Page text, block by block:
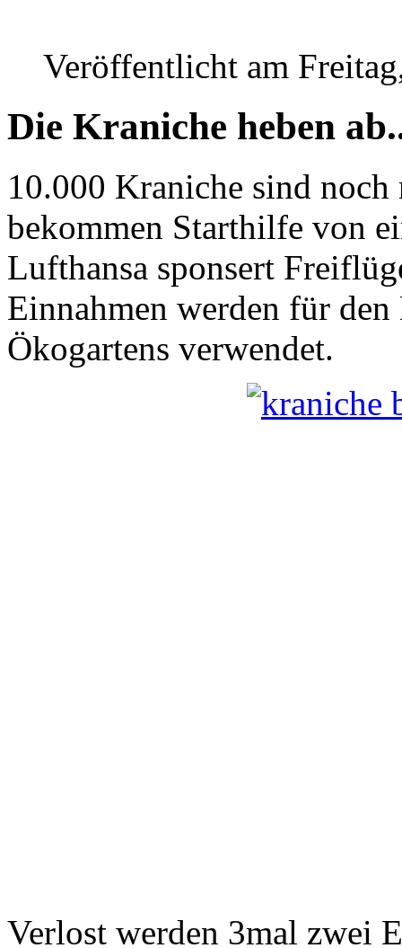
Veröffentlicht am
Die Kraniche heben
10.000 Kraniche sind
bekommen Starthilfe von
Lufthansa sponsert
Einnahmen werden für
Ökogartens verwendet.
Verlost werden 3mal zwei